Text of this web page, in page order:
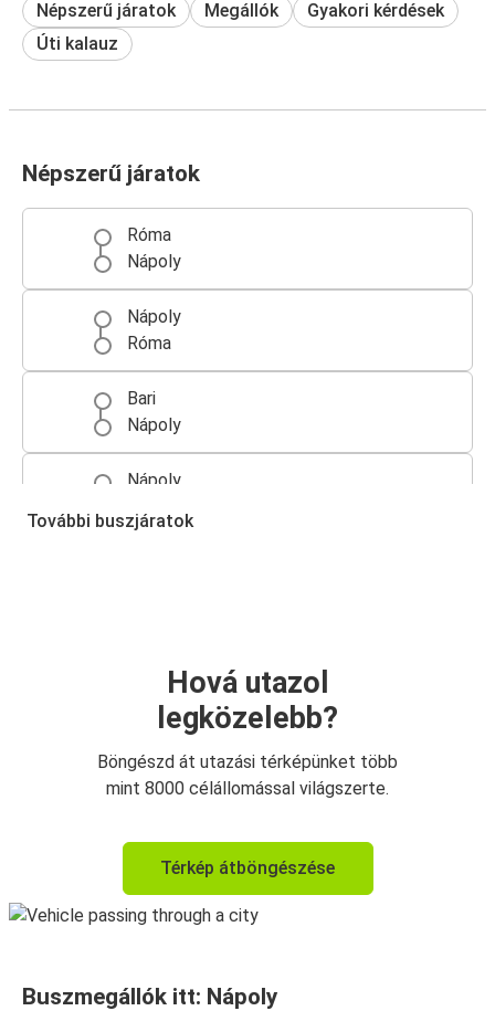
Népszerű járatok Megállók
Gyakori kérdések
Úti kalauz
Népszerű járatok
Róma
Nápoly
Nápoly
Róma
Bari
Nápoly
Nápoly
Nápoly
Nápoly
Milánó
Nápoly
Lecce
Nápoly
További buszjáratok
Hová utazol
legközelebb?
Böngészd át utazási térképünket több
mint 8000 célállomással világszerte.
Térkép átböngészése
Buszmegállók itt: Nápoly